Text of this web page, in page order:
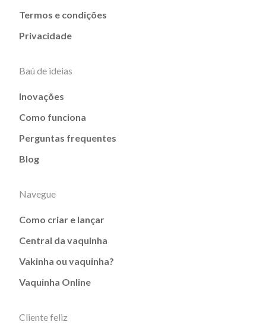
Termos e condições
Privacidade
Baú de ideias
Inovações
Como funciona
Perguntas frequentes
Blog
Navegue
Como criar e lançar
Central da vaquinha
Vakinha ou vaquinha?
Vaquinha Online
Cliente feliz